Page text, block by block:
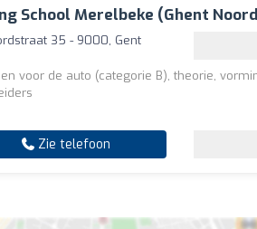
School Merelbeke (Ghent
35 - 9000, Gent
voor de auto (categorie B), theorie,
Zie telefoon